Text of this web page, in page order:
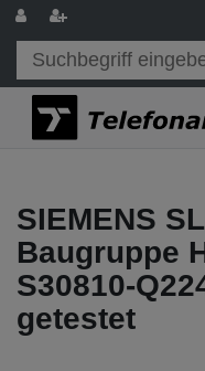
SIEMENS
Baugruppe
S30810-
getestet